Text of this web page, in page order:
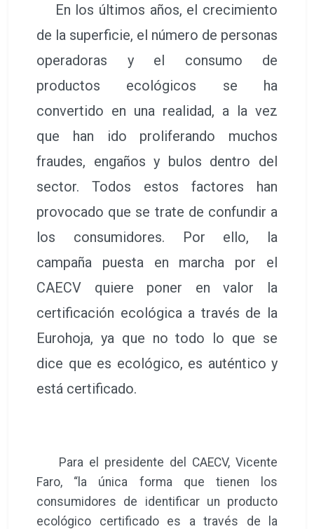
En los últimos años, el crecimiento
de la superficie, el número de personas
operadoras y el consumo de
productos ecológicos se ha
convertido en una realidad, a la vez
que han ido proliferando muchos
fraudes, engaños y bulos dentro del
sector. Todos estos factores han
provocado que se trate de confundir a
los consumidores. Por ello, la
campaña puesta en marcha por el
CAECV quiere poner en valor la
certificación ecológica a través de la
Eurohoja, ya que no todo lo que se
dice que es ecológico, es auténtico y
está certificado.
Para el presidente del CAECV, Vicente
Faro, “la única forma que tienen los
consumidores de identificar un producto
ecológico certificado es a través de la